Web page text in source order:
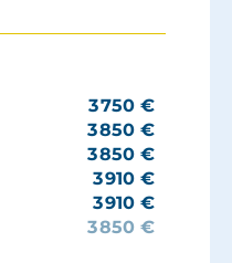
3 950€
3 750 €
3 850 €
3 750 €
3 350 €
3 750 €
3 650 €
3 750 €
3 850 €
3 850 €
3 910 €
3 910 €
3 850 €